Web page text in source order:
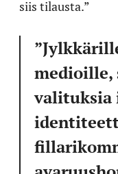
siis tilausta.”
medioille,
valituksia